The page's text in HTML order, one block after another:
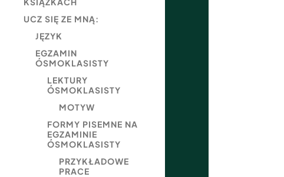
UCZ SIĘ ZE MNĄ:
JĘZYK
EGZAMIN
ÓSMOKLASISTY
LEKTURY
ÓSMOKLASISTY
MOTYW
FORMY PISEMNE NA
EGZAMINIE
ÓSMOKLASISTY
PRZYKŁADOWE
PRACE